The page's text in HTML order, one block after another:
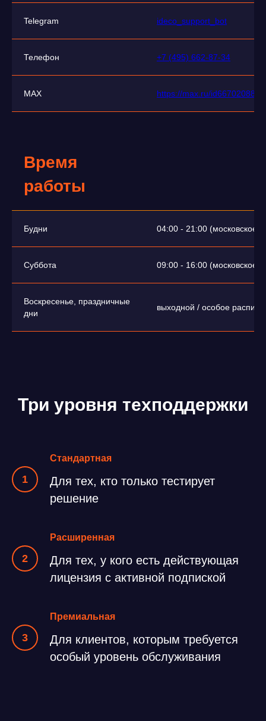
Telegram ideco_support_bot
Телефон +7 (495) 662-87-34
MAX https://max.ru/
Время
работы
Будни 04:00 - 21:00 (московское
Суббота 09:00 - 16:00 (московское
Воскресенье, праздничные
дни
выходной / особое
Три уровня техподдержки
Стандартная
Для тех, кто только тестирует
решение
Расширенная
Для тех, у кого есть действующая
лицензия с активной подпиской
Премиальная
Для клиентов, которым требуется
особый уровень обслуживания